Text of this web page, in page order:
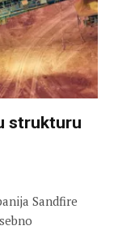
strukturu
Sandfire